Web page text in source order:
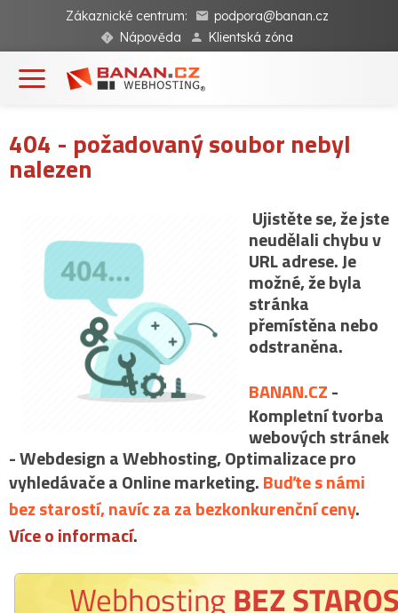
Zákaznické centrum:
podpora@banan.cz
Nápověda
Klientská zóna
404 - požadovaný soubor nebyl
nalezen
Ujistěte se, že jste
neudělali chybu v
URL adrese. Je
možné, že byla
stránka
přemístěna nebo
odstraněna.
BANAN.CZ-
Kompletní tvorba
webových stránek
- Webdesign a Webhosting, Optimalizace pro
vyhledávače a Online marketing.Buďte s námi
bez starostí, navíc za za bezkonkurenční ceny.
Více o informací.